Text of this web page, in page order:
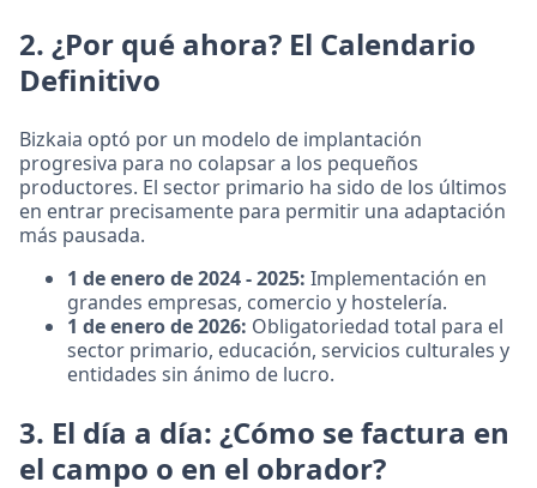
2. ¿Por qué ahora? El Calendario
Definitivo
Bizkaia optó por un modelo de implantación
progresiva para no colapsar a los pequeños
productores. El sector primario ha sido de los últimos
en entrar precisamente para permitir una adaptación
más pausada.
1 de enero de 2024 - 2025: Implementación en
grandes empresas, comercio y hostelería.
1 de enero de 2026: Obligatoriedad total para el
sector primario, educación, servicios culturales y
entidades sin ánimo de lucro.
3. El día a día: ¿Cómo se factura en
el campo o en el obrador?